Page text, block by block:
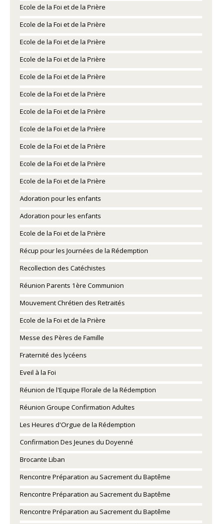
Ecole de la Foi et de la Prière
Ecole de la Foi et de la Prière
Ecole de la Foi et de la Prière
Ecole de la Foi et de la Prière
Ecole de la Foi et de la Prière
Ecole de la Foi et de la Prière
Ecole de la Foi et de la Prière
Ecole de la Foi et de la Prière
Ecole de la Foi et de la Prière
Ecole de la Foi et de la Prière
Ecole de la Foi et de la Prière
Adoration pour les enfants
Adoration pour les enfants
Ecole de la Foi et de la Prière
Récup pour les Journées de la Rédemption
Recollection des Catéchistes
Réunion Parents 1ère Communion
Mouvement Chrétien des Retraités
Ecole de la Foi et de la Prière
Messe des Pères de Famille
Fraternité des lycéens
Eveil à la Foi
Réunion de l'Equipe Florale de la Rédemption
Réunion Groupe Confirmation Adultes
Les Heures d'Orgue de la Rédemption
Confirmation Des Jeunes du Doyenné
Brocante Liban
Rencontre Préparation au Sacrement du Baptême
Rencontre Préparation au Sacrement du Baptême
Rencontre Préparation au Sacrement du Baptême